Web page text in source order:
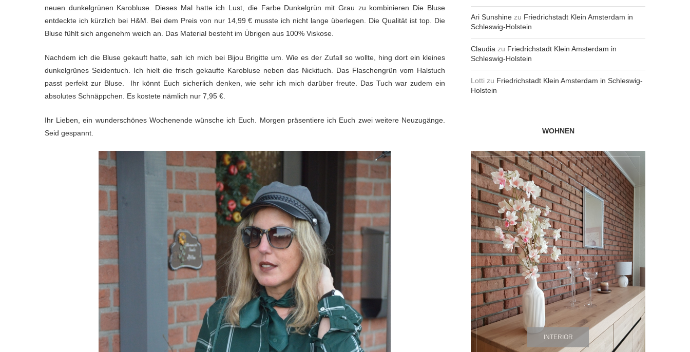
neuen dunkelgrünen Karobluse. Dieses Mal hatte ich Lust, die Farbe Dunkelgrün mit Grau zu kombinieren Die Bluse
entdeckte ich kürzlich bei H&M. Bei dem Preis von nur 14,99 € musste ich nicht lange überlegen. Die Qualität ist top. Die
Bluse fühlt sich angenehm weich an. Das Material besteht im Übrigen aus 100% Viskose.
Nachdem ich die Bluse gekauft hatte, sah ich mich bei Bijou Brigitte um. Wie es der Zufall so wollte, hing dort ein kleines
dunkelgrünes Seidentuch. Ich hielt die frisch gekaufte Karobluse neben das Nickituch. Das Flaschengrün vom Halstuch
passt perfekt zur Bluse. Ihr könnt Euch sicherlich denken, wie sehr ich mich darüber freute. Das Tuch war zudem ein
absolutes Schnäppchen. Es kostete nämlich nur 7,95 €.
Ihr Lieben, ein wunderschönes Wochenende wünsche ich Euch. Morgen präsentiere ich Euch zwei weitere Neuzugänge.
Seid gespannt.
Ari Sunshine zu Friedrichstadt Klein Amsterdam in
Schleswig-Holstein
Claudia zu Friedrichstadt Klein Amsterdam in
Schleswig-Holstein
Lotti zu Friedrichstadt Klein Amsterdam in Schleswig-
Holstein
WOHNEN
INTERIOR